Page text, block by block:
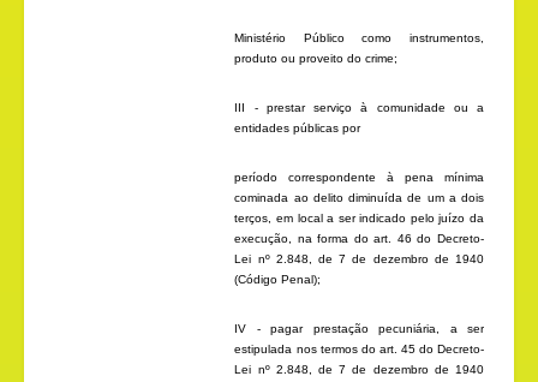
Ministério Público como instrumentos,
produto ou proveito do crime;
III - prestar serviço à comunidade ou a
entidades públicas por
período correspondente à pena mínima
cominada ao delito diminuída de um a dois
terços, em local a ser indicado pelo juízo da
execução, na forma doart. 46 do Decreto-
Lei nº 2.848, de 7 de dezembro de 1940
(Código Penal);
IV - pagar prestação pecuniária, a ser
estipulada nos termos do art. 45 do Decreto-
Lei nº 2.848, de 7 de dezembro de 1940